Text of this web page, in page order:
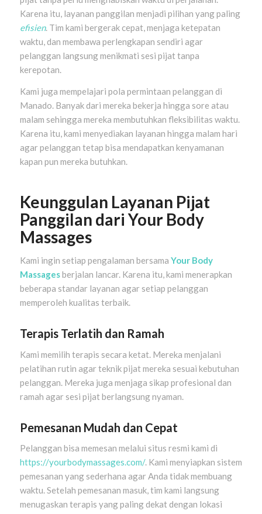
Karena itu, layanan panggilan menjadi pilihan yang paling
efisien. Tim kami bergerak cepat, menjaga ketepatan
waktu, dan membawa perlengkapan sendiri agar
pelanggan langsung menikmati sesi pijat tanpa
kerepotan.
Kami juga mempelajari pola permintaan pelanggan di
Manado. Banyak dari mereka bekerja hingga sore atau
malam sehingga mereka membutuhkan fleksibilitas waktu.
Karena itu, kami menyediakan layanan hingga malam hari
agar pelanggan tetap bisa mendapatkan kenyamanan
kapan pun mereka butuhkan.
Keunggulan Layanan Pijat
Panggilan dari Your Body
Massages
Kami ingin setiap pengalaman bersama Your Body
Massagesberjalan lancar. Karena itu, kami menerapkan
beberapa standar layanan agar setiap pelanggan
memperoleh kualitas terbaik.
Terapis Terlatih dan Ramah
Kami memilih terapis secara ketat. Mereka menjalani
pelatihan rutin agar teknik pijat mereka sesuai kebutuhan
pelanggan. Mereka juga menjaga sikap profesional dan
ramah agar sesi pijat berlangsung nyaman.
Pemesanan Mudah dan Cepat
Pelanggan bisa memesan melalui situs resmi kami di
https://yourbodymassages.com/. Kami menyiapkan sistem
pemesanan yang sederhana agar Anda tidak membuang
waktu. Setelah pemesanan masuk, tim kami langsung
menugaskan terapis yang paling dekat dengan lokasi